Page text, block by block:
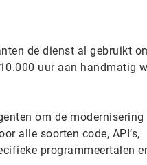
de dienst al gebruikt
uur aan handmatig
om de modernisering
alle soorten code, API’s,
programmeertalen